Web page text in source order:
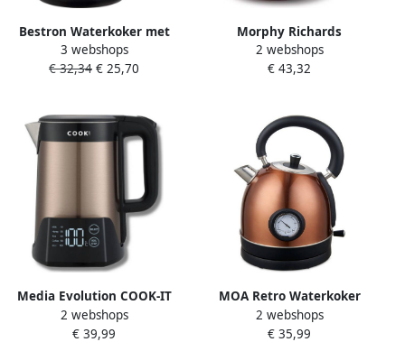
Bestron Waterkoker met
360° basis & tot 1.7 Liter
capaciteit automatische
2.200W AWK1000CO Koper
3 webshops
€ 32,34 € 25,70
Morphy Richards
waterkoker Evoke Special
Edition (kan-vorm) brons
2 webshops
€ 43,32
Media Evolution COOK-IT
Luxury Waterkoker met
Temperatuurregeling 45°C
2 webshops
€ 39,99
MOA Retro Waterkoker
Koper 1 8 liter Elektrisch
RVS EK3TC
2 webshops
€ 35,99